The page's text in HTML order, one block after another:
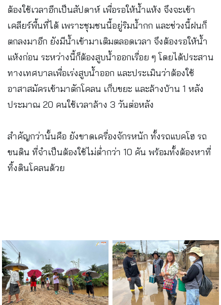
ต้องใช้เวลาอีกเป็นสัปดาห์ เพื่อรอให้น้ำแห้ง จึงจะเข้า
เคลียร์พื้นที่ได้ เพราะชุมชนนี้อยู่ริมน้ำกก และช่วงนี้ฝนก็
ตกลงมาอีก ยังมีน้ำเข้ามาเติมตลอดเวลา จึงต้องรอให้น้ำ
แห้งก่อน ระหว่างนี้ก็ต้องสูบน้ำออกเรื่อย ๆ โดยได้ประสาน
ทางเทศบาลเพื่อเร่งสูบน้ำออก และประเมินว่าต้องใช้
อาสาสมัครเข้ามาตักโคลน เก็บขยะ และล้างบ้าน 1 หลัง
ประมาณ 20 คนใช้เวลาล้าง 3 วันต่อหลัง
สำคัญกว่านั้นคือ ยังขาดเครื่องจักรหนัก ทั้งรถแบคโฮ รถ
ขนดิน ที่จำเป็นต้องใช้ไม่ต่ำกว่า 10 คัน พร้อมทั้งต้องหาที่
ทิ้งดินโคลนด้วย